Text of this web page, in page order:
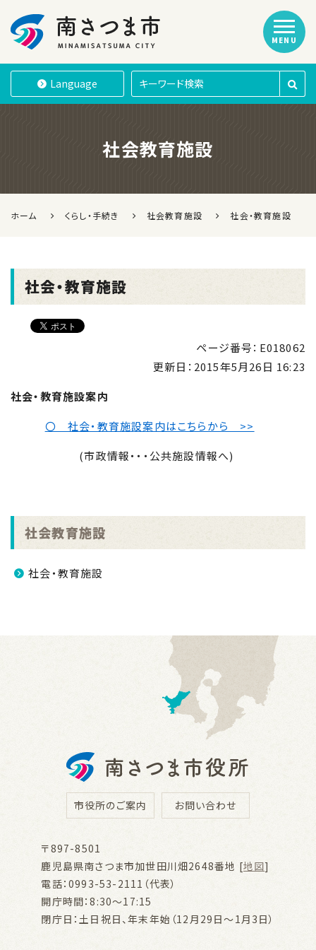
南さつま市
Language
MENU
社会教育施設
ホーム くらし・手続き 社会教育施設 社会・教育施設
社会・教育施設
ページ番号：E018062
更新日： 2015年5月26日 16:23
社会・教育施設案内
〇 社会・教育施設案内はこちらから >>
(市政情報・・・公共施設情報へ)
社会教育施設
社会・教育施設
市役所のご案内 お問い合わせ
〒897-8501
鹿児島県南さつま市加世田川畑2648番地 [地図]
電話：0993-53-2111（代表）
開庁時間：8:30～17:15
閉庁日：土日祝日、年末年始（12月29日～1月3日）